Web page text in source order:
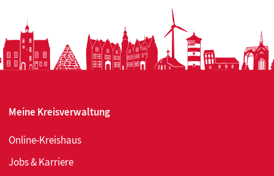
Meine Kreisverwaltung
Online-Kreishaus
Jobs & Karriere